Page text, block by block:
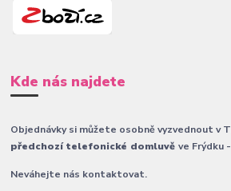
Kde nás najdete
Objednávky si můžete osobně vyzvednout v
předchozí telefonické domluvěve Frýdku
Neváhejte nás kontaktovat.